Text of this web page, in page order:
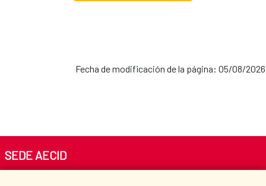
MAP Palestina-España
MAP Cuba-España
Fecha de modificación de la página: 05/08/2026
SEDE AECID